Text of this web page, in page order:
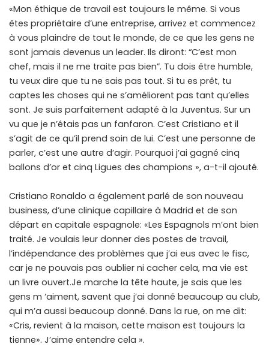
«Mon éthique de travail est toujours le même. Si vous
êtes propriétaire d’une entreprise, arrivez et commencez
à vous plaindre de tout le monde, de ce que les gens ne
sont jamais devenus un leader. Ils diront: “C’est mon
chef, mais il ne me traite pas bien”. Tu dois être humble,
tu veux dire que tu ne sais pas tout. Si tu es prêt, tu
captes les choses qui ne s’améliorent pas tant qu’elles
sont. Je suis parfaitement adapté à la Juventus. Sur un
vu que je n’étais pas un fanfaron. C’est Cristiano et il
s’agit de ce qu’il prend soin de lui. C’est une personne de
parler, c’est une autre d’agir. Pourquoi j’ai gagné cinq
ballons d’or et cinq Ligues des champions », a-t-il ajouté.
Cristiano Ronaldo a également parlé de son nouveau
business, d’une clinique capillaire à Madrid et de son
départ en capitale espagnole: «Les Espagnols m’ont bien
traité. Je voulais leur donner des postes de travail,
l’indépendance des problèmes que j’ai eus avec le fisc,
car je ne pouvais pas oublier ni cacher cela, ma vie est
un livre ouvert.Je marche la tête haute, je sais que les
gens m ‘aiment, savent que j’ai donné beaucoup au club,
qui m’a aussi beaucoup donné. Dans la rue, on me dit:
«Cris, revient à la maison, cette maison est toujours la
tienne». J’aime entendre cela ».